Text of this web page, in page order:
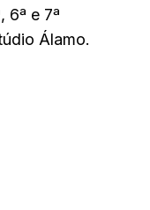
6ª e 7ª
Álamo.